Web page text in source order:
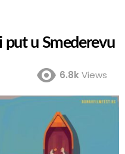
put u Smederevu
6.8kViews